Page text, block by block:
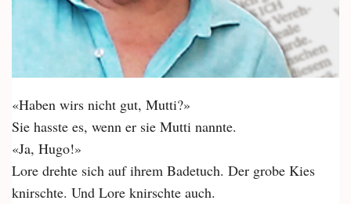
«Haben wirs nicht gut, Mutti?»
Sie hasste es, wenn er sie Mutti nannte.
«Ja, Hugo!»
Lore drehte sich auf ihrem Badetuch. Der grobe Kies
knirschte. Und Lore knirschte auch.